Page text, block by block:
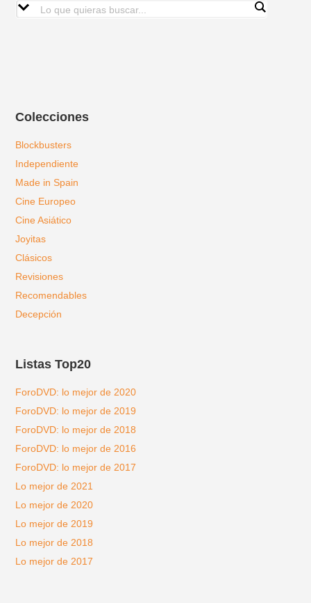
Colecciones
Blockbusters
Independiente
Made in Spain
Cine Europeo
Cine Asiático
Joyitas
Clásicos
Revisiones
Recomendables
Decepción
Listas Top20
ForoDVD: lo mejor de 2020
ForoDVD: lo mejor de 2019
ForoDVD: lo mejor de 2018
ForoDVD: lo mejor de 2016
ForoDVD: lo mejor de 2017
Lo mejor de 2021
Lo mejor de 2020
Lo mejor de 2019
Lo mejor de 2018
Lo mejor de 2017